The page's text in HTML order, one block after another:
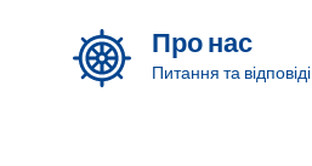
Про нас
Питання та відповіді